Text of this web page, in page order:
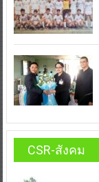
CSR-สังคม